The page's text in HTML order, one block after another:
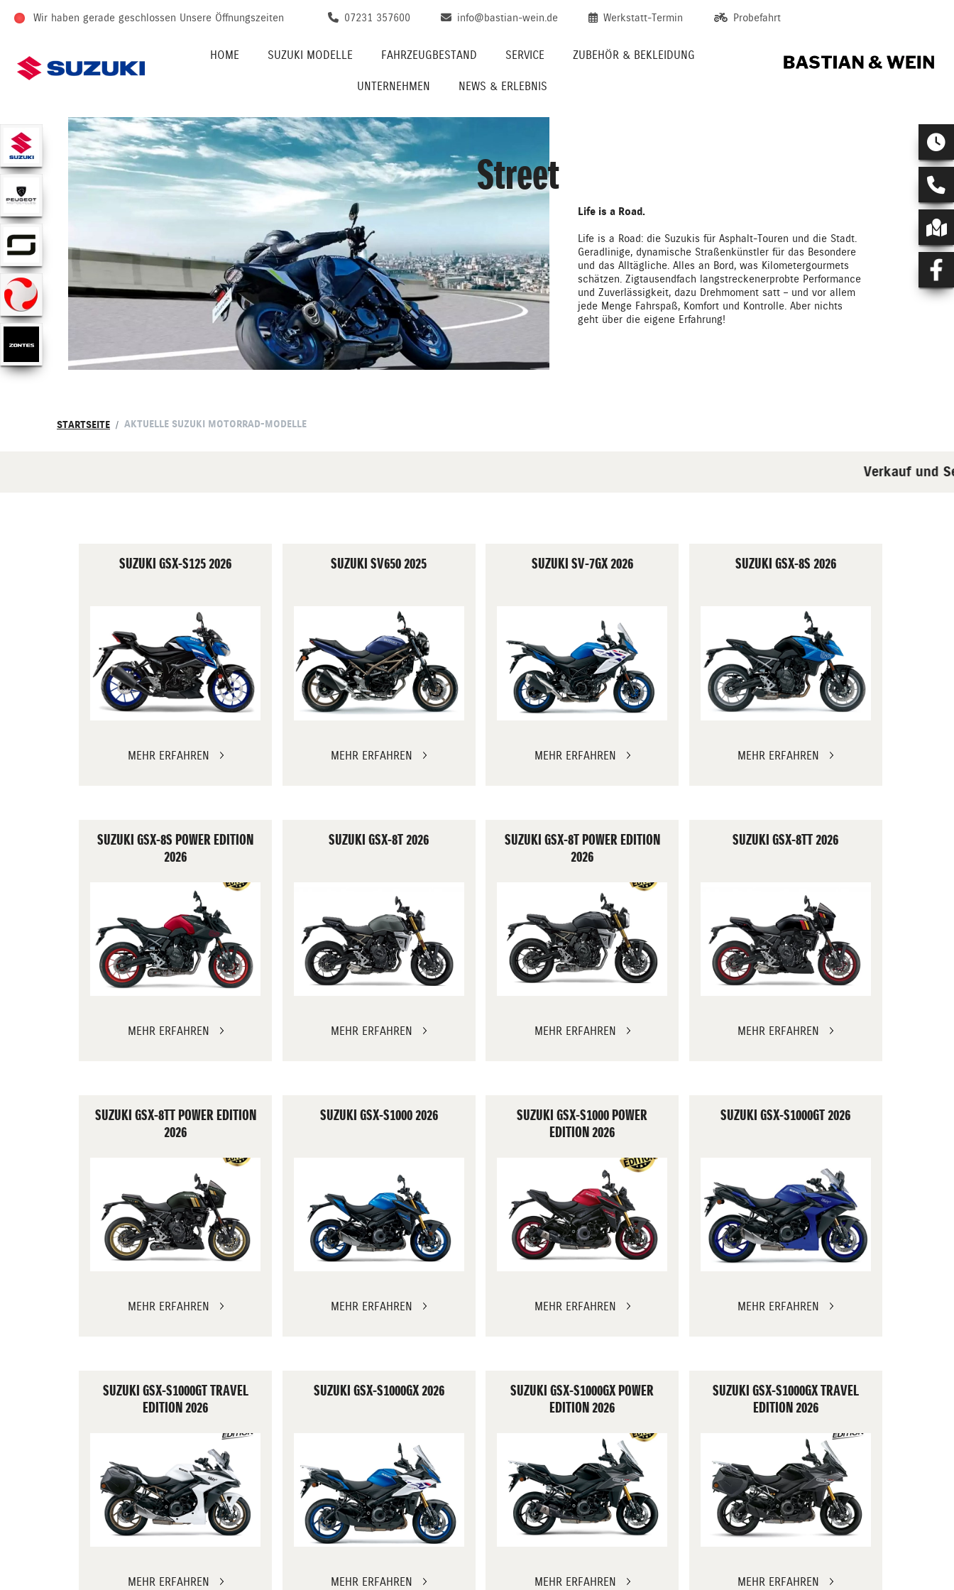
Wir haben gerade geschlossen Unsere Öffnungszeiten 07231 357600 info@bastian-wein.de Werkstatt-Termin Probefahrt
HOME SUZUKI MODELLE FAHRZEUGBESTAND SERVICE ZUBEHÖR & BEKLEIDUNG
UNTERNEHMEN NEWS & ERLEBNIS
Street
Life is a Road.
Life is a Road: die Suzukis für Asphalt-Touren und die Stadt.
Geradlinige, dynamische Straßenkünstler für das Besondere
und das Alltägliche. Alles an Bord, was Kilometergourmets
schätzen. Zigtausendfach langstreckenerprobte Performance
und Zuverlässigkeit, dazu Drehmoment satt – und vor allem
jede Menge Fahrspaß, Komfort und Kontrolle. Aber nichts
geht über die eigene Erfahrung!
STARTSEITE AKTUELLE SUZUKI MOTORRAD-MODELLE
Verkauf und
SUZUKI GSX-S125 2026
MEHR ERFAHREN
SUZUKI SV650 2025
MEHR ERFAHREN
SUZUKI SV-7GX 2026
MEHR ERFAHREN
SUZUKI GSX-8S 2026
MEHR ERFAHREN
SUZUKI GSX-8S POWER EDITION
2026
MEHR ERFAHREN
SUZUKI GSX-8T 2026
MEHR ERFAHREN
SUZUKI GSX-8T POWER EDITION
2026
MEHR ERFAHREN
SUZUKI GSX-8TT 2026
MEHR ERFAHREN
SUZUKI GSX-8TT POWER EDITION
2026
MEHR ERFAHREN
SUZUKI GSX-S1000 2026
MEHR ERFAHREN
SUZUKI GSX-S1000 POWER
EDITION 2026
MEHR ERFAHREN
SUZUKI GSX-S1000GT 2026
MEHR ERFAHREN
SUZUKI GSX-S1000GT TRAVEL
EDITION 2026
MEHR ERFAHREN
SUZUKI GSX-S1000GX 2026
MEHR ERFAHREN
SUZUKI GSX-S1000GX POWER
EDITION 2026
MEHR ERFAHREN
SUZUKI GSX-S1000GX TRAVEL
EDITION 2026
MEHR ERFAHREN